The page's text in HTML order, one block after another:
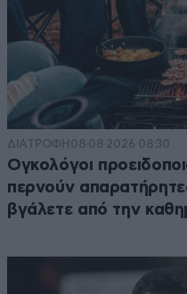
ΔΙΑΤΡΟΦΗ 08·08·2026 08:30
Ογκολόγοι
περνούν
βγάλετε από την